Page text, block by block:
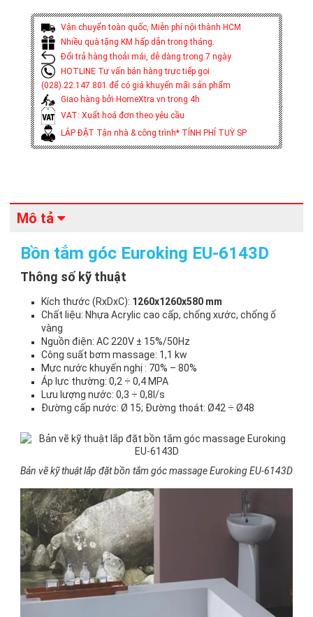
Vận chuyển toàn quốc, Miễn phí nội thành HCM
Nhiều quà tặng KM hấp dẫn trong tháng.
Đổi trả hàng thoải mái, dễ dàng trong 7 ngày
HOTLINE Tư vấn bán hàng trực tiếp gọi
(028).22.147.801 để có giá khuyến mãi sản phẩm
Giao hàng bởi HomeXtra.vn trong 4h
VAT: Xuất hoá đơn theo yêu cầu
LẮP ĐẶT Tận nhà & công trình* TÍNH PHÍ TUỲ SP
Mô tả
Bồn tắm góc Euroking EU-6143D
Thông số kỹ thuật
Kích thước (RxDxC): 1260x1260x580 mm
Chất liệu: Nhựa Acrylic cao cấp, chống xước, chống ố
vàng
Nguồn điện: AC 220V ± 15%/50Hz
Công suất bơm massage: 1,1 kw
Mực nước khuyến nghị : 70% – 80%
Áp lực thường: 0,2 ÷ 0,4 MPA
Lưu lượng nước: 0,3 ÷ 0,8l/s
Đường cấp nước: Ø 15; Đường thoát: Ø42 ÷ Ø48
Bản vẽ kỹ thuật lắp đặt bồn tắm góc massage Euroking EU-6143D